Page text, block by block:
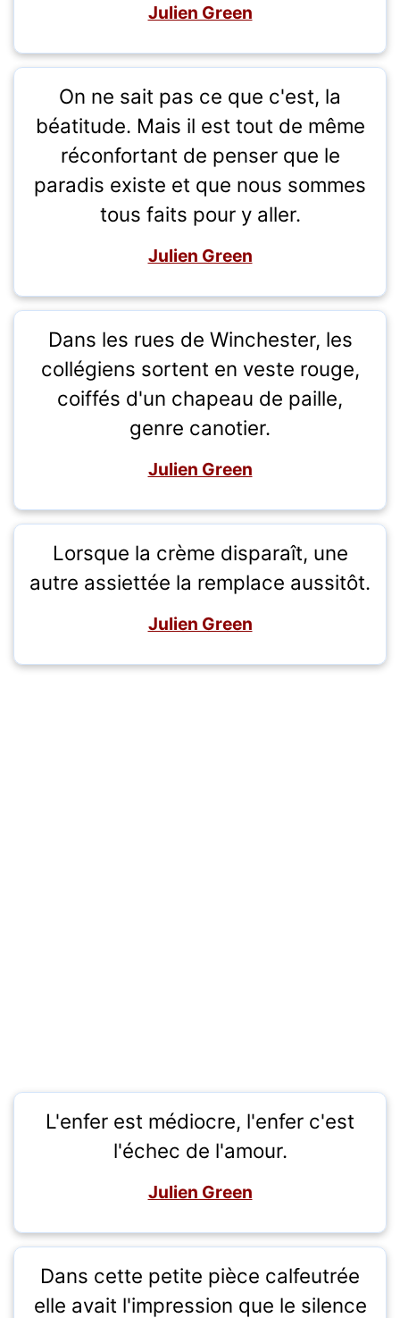
Julien Green
On ne sait pas ce que c'est, la
béatitude. Mais il est tout de même
réconfortant de penser que le
paradis existe et que nous sommes
tous faits pour y aller.
Julien Green
Dans les rues de Winchester, les
collégiens sortent en veste rouge,
coiffés d'un chapeau de paille,
genre canotier.
Julien Green
Lorsque la crème disparaît, une
autre assiettée la remplace aussitôt.
Julien Green
L'enfer est médiocre, l'enfer c'est
l'échec de l'amour.
Julien Green
Dans cette petite pièce calfeutrée
elle avait l'impression que le silence